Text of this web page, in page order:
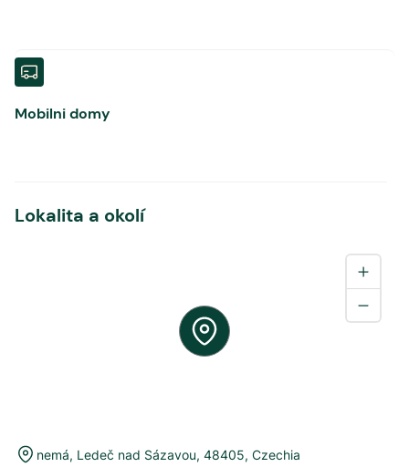
Mobilni domy
Lokalita a okolí
nemá, Ledeč nad Sázavou, 48405, Czechia